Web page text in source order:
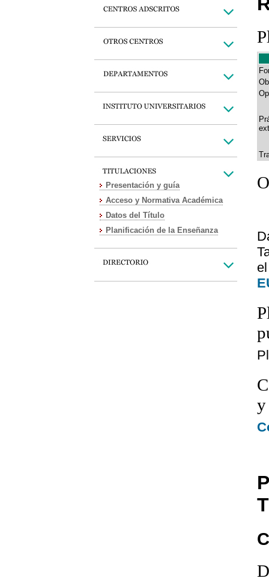
Presentación y guía
Acceso y Normativa Académica
Datos del Título
Planificación de la Enseñanza
y